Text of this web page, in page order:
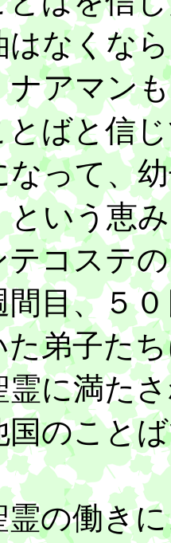
はなくな
ナアマン
ばと信
なって、
という恵
コステの
目、５
弟子た
に満た
のこと
の働きに